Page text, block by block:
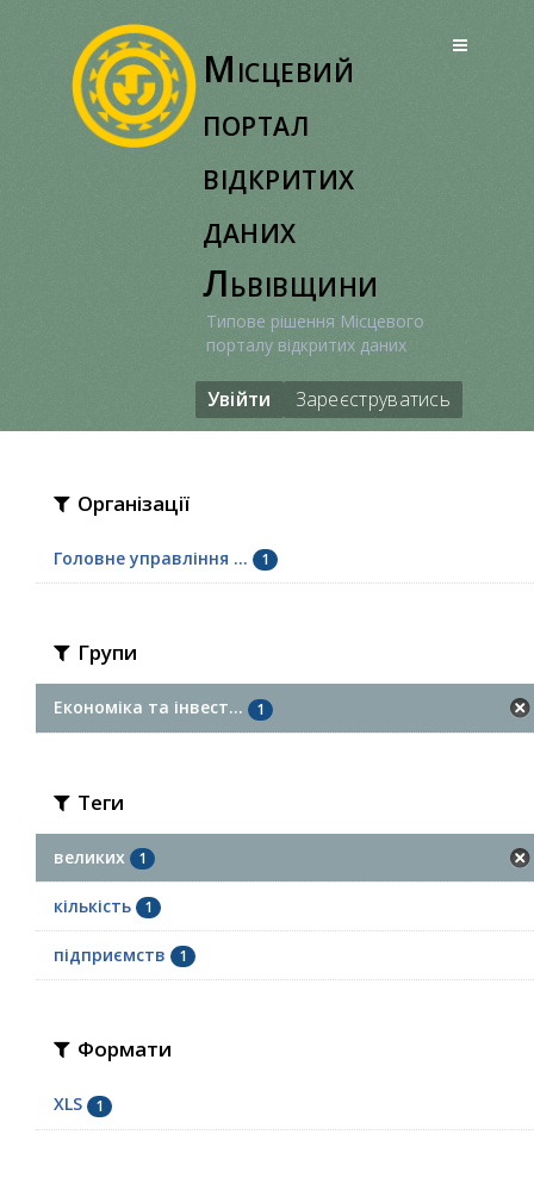
Місцевий
портал
відкритих
даних
Львівщини
Типове рішення Місцевого
порталу відкритих даних
Увійти Зареєструватись
Організації
Головне управління ... 1
Групи
Економіка та інвест... 1
Теги
великих 1
кількість 1
підприємств 1
Формати
XLS 1